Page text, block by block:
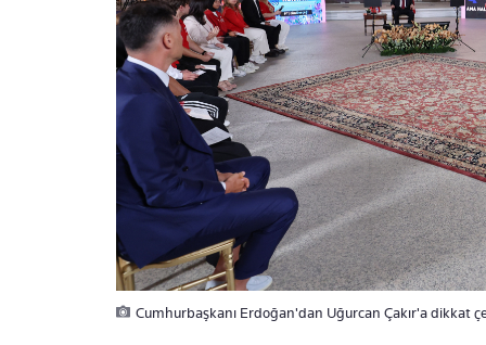
Cumhurbaşkanı Erdoğan'dan Uğurcan Çakır'a dikkat